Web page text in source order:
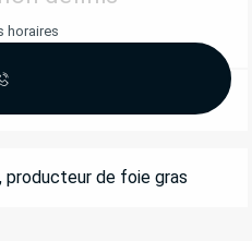
horaires
de foie gras